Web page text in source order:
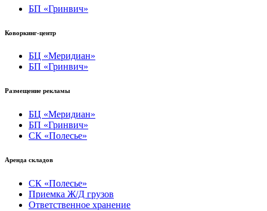
БП «Гринвич»
Коворкинг-центр
БЦ «Меридиан»
БП «Гринвич»
Размещение рекламы
БЦ «Меридиан»
БП «Гринвич»
СК «Полесье»
Аренда складов
СК «Полесье»
Приемка Ж/Д грузов
Ответственное хранение